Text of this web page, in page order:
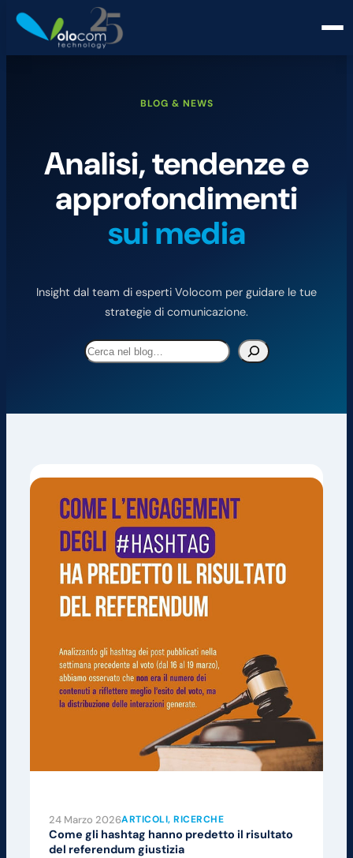
BLOG & NEWS
Analisi, tendenze e
approfondimenti
sui media
Insight dal team di esperti Volocom per guidare le tue
strategie di comunicazione.
Cerca
nel
24 Marzo 2026ARTICOLI, RICERCHE
Come gli hashtag hanno predetto il risultato
del referendum giustizia